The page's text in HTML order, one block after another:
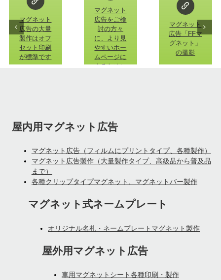
マグネット
広告の大量
製作はオフ
セット印刷
が標準です
マグネット
広告をご検
討の方々
に、より見
やすいホー
ムページに
するために
マグネット
広告「FFマ
グネット」
の撮影
屋内用マグネット広告
マグネット広告（フィルムにプリントタイプ、各種製作）
マグネット広告製作（大量製作タイプ、高級品から普及品
まで）
各種クリップタイプマグネット、マグネットバー製作
マグネット式ネームプレート
オリジナル名札・ネームプレートマグネット製作
屋外用マグネット広告
車用マグネットシート各種印刷・製作